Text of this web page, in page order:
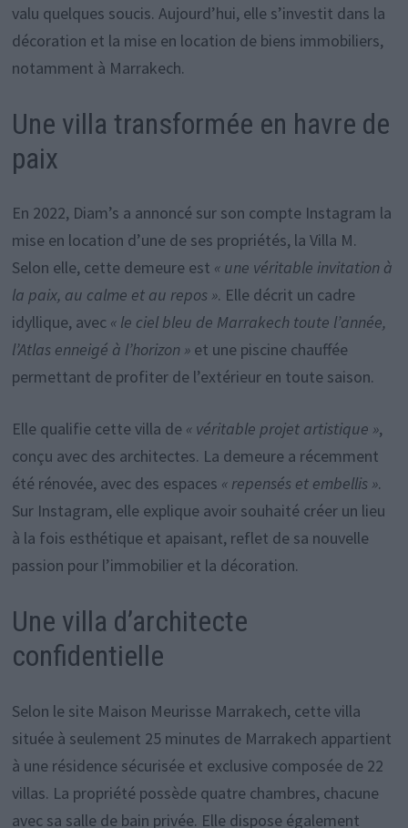
valu quelques soucis. Aujourd’hui, elle s’investit dans la
décoration et la mise en location de biens immobiliers,
notamment à Marrakech.
Une villa transformée en havre de
paix
En 2022, Diam’s a annoncé sur son compte Instagram la
mise en location d’une de ses propriétés, la Villa M.
Selon elle, cette demeure est « une véritable invitation à
la paix, au calme et au repos ». Elle décrit un cadre
idyllique, avec « le ciel bleu de Marrakech toute l’année,
l’Atlas enneigé à l’horizon »et une piscine chauffée
permettant de profiter de l’extérieur en toute saison.
Elle qualifie cette villa de « véritable projet artistique »,
conçu avec des architectes. La demeure a récemment
été rénovée, avec des espaces « repensés et embellis ».
Sur Instagram, elle explique avoir souhaité créer un lieu
à la fois esthétique et apaisant, reflet de sa nouvelle
passion pour l’immobilier et la décoration.
Une villa d’architecte
confidentielle
Selon le site Maison Meurisse Marrakech, cette villa
située à seulement 25 minutes de Marrakech appartient
à une résidence sécurisée et exclusive composée de 22
villas. La propriété possède quatre chambres, chacune
avec sa salle de bain privée. Elle dispose également